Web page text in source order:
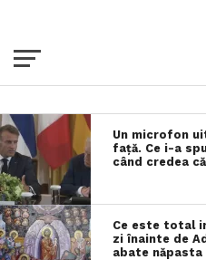
Un microfon
față. Ce i-a
când credea
Ce este total
zi înainte de
abate